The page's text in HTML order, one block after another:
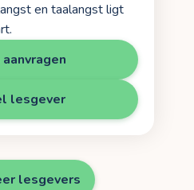
en taalangst ligt
lesgever
lesgevers